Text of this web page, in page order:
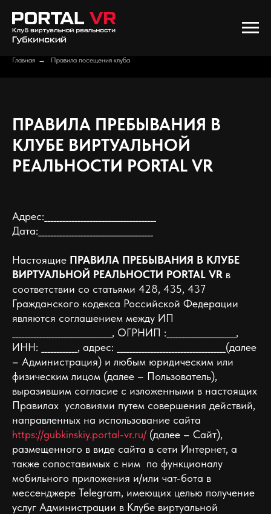
Главная → Правила посещения клуба
ПРАВИЛА ПРЕБЫВАНИЯ В
КЛУБЕ ВИРТУАЛЬНОЙ
РЕАЛЬНОСТИ PORTAL VR
Адрес:_____________________________________
Дата:______________________________________
Настоящие ПРАВИЛА ПРЕБЫВАНИЯ В КЛУБЕ
ВИРТУАЛЬНОЙ РЕАЛЬНОСТИ PORTAL VR в
соответствии со статьями 428, 435, 437
Гражданского кодекса Российской Федерации
являются соглашением между ИП
_________________________________, ОГРНИП :_______________________,
ИНН: ____________, адрес: ____________________________________(далее
– Администрация) и любым юридическим или
физическим лицом (далее – Пользователь),
выразившим согласие с изложенными в настоящих
Правилах условиями путем совершения действий,
направленных на использование сайта
https://gubkinskiy.portal-vr.ru/ (далее – Сайт),
размещенного в виде сайта в сети Интернет, а
также сопоставимых c ним по функционалу
мобильного приложения и/или чат-бота в
мессенджере Telegram, имеющих целью получение
услуг Администрации в Клубе виртуальной